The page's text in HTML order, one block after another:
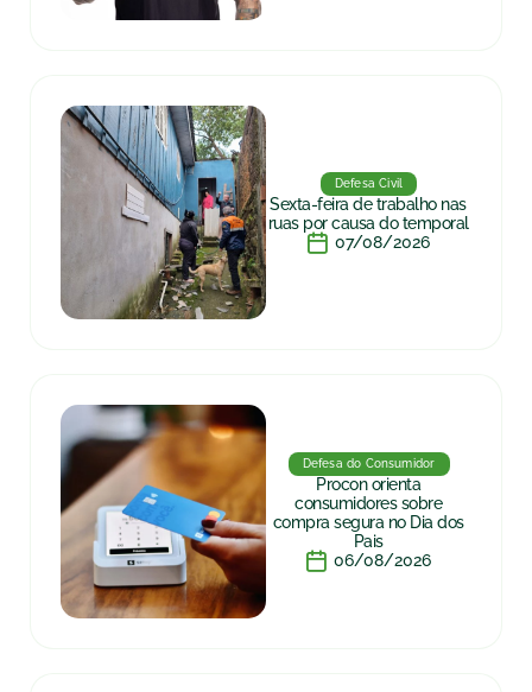
Defesa Civil
Sexta-feira de trabalho nas
ruas por causa do temporal
07/08/2026
Defesa do Consumidor
Procon orienta
consumidores sobre
compra segura no Dia dos
Pais
06/08/2026